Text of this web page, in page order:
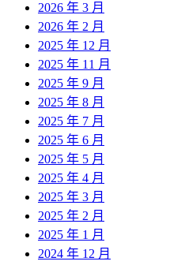
2026 年 3 月
2026 年 2 月
2025 年 12 月
2025 年 11 月
2025 年 9 月
2025 年 8 月
2025 年 7 月
2025 年 6 月
2025 年 5 月
2025 年 4 月
2025 年 3 月
2025 年 2 月
2025 年 1 月
2024 年 12 月